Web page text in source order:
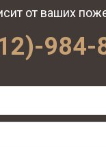
от ваших
984-